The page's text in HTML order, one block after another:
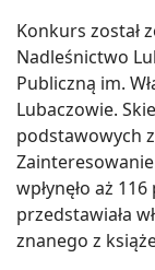
Konkurs został
Nadleśnictwo
Publiczną im.
Lubaczowie.
podstawowych
wpłynęło aż
przedstawiała
znanego z